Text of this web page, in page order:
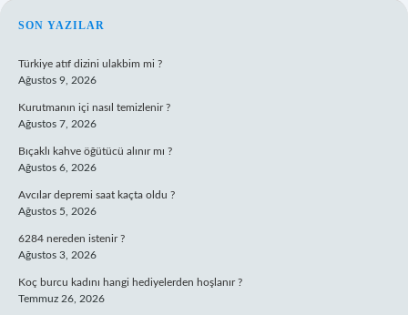
SIDEBAR
SON YAZILAR
Türkiye atıf dizini ulakbim mi ?
Ağustos 9, 2026
Kurutmanın içi nasıl temizlenir ?
Ağustos 7, 2026
Bıçaklı kahve öğütücü alınır mı ?
Ağustos 6, 2026
Avcılar depremi saat kaçta oldu ?
Ağustos 5, 2026
6284 nereden istenir ?
Ağustos 3, 2026
Koç burcu kadını hangi hediyelerden hoşlanır ?
Temmuz 26, 2026